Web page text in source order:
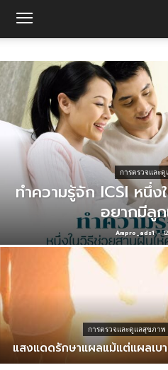
การตรวจและ
ทำความรู้จัก ICSI หนึ่
อยากมีลู
Ampro_ads1 -
การตรวจและดูแลสุขภาพ
แสงแดดรักษาแผลแม้แต่แผลเบ